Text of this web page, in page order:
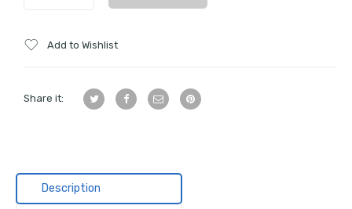
Add to Wishlist
Share it:
Description